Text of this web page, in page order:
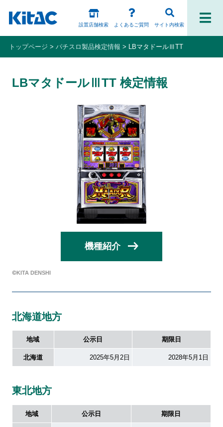
設置店舗検索 よくあるご質問 サイト内検索
ホール様向け製品
ホール関係者様専用
パチスロ検定情報
ボルフォースシリーズ
ホールコンオプション
GOGO! Wi-Fiシリーズ
キタッククラウドシリーズ
周辺機器
システムサポート
アプリ・ゲーム
スペシャルコンテンツ
トップページ パチスロ製品検定情報 LBマタドールⅢTT
LBマタドールⅢTT 検定情報
機種紹介
©︎KITA DENSHI
北海道地方
地域 公示日 期限日
北海道 2025年5月2日 2028年5月1日
東北地方
地域 公示日 期限日